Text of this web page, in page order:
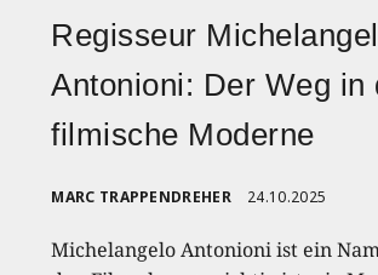
Regisseur
Antonioni: Der Weg in
filmische Moderne
MARC TRAPPENDREHER 24.10.2025
Michelangelo Antonioni ist ein